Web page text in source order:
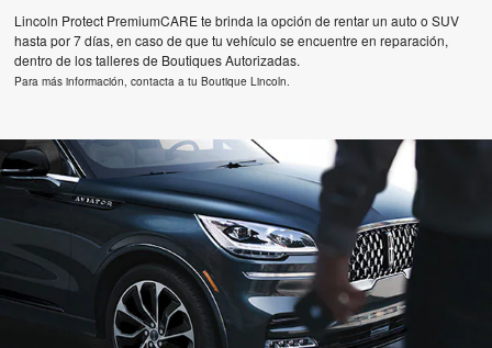
Lincoln Protect PremiumCARE te brinda la opción de rentar un auto o SUV
hasta por 7 días, en caso de que tu vehículo se encuentre en reparación,
dentro de los talleres de Boutiques Autorizadas.
Para más información, contacta a tu Boutique Lincoln.